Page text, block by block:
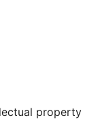
property